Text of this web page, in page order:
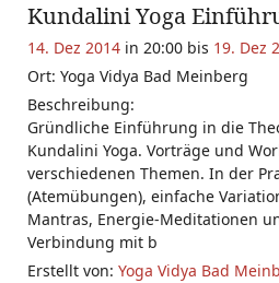
Kundalini Yoga
14. Dez 2014 in 20:00 bis 19. Dez
Ort: Yoga Vidya Bad Meinberg
Beschreibung:
Gründliche Einführung in die
Kundalini Yoga. Vorträge und
verschiedenen Themen. In der
(Atemübungen), einfache
Mantras, Energie-Meditationen
Verbindung mit b
Erstellt von: Yoga Vidya Bad